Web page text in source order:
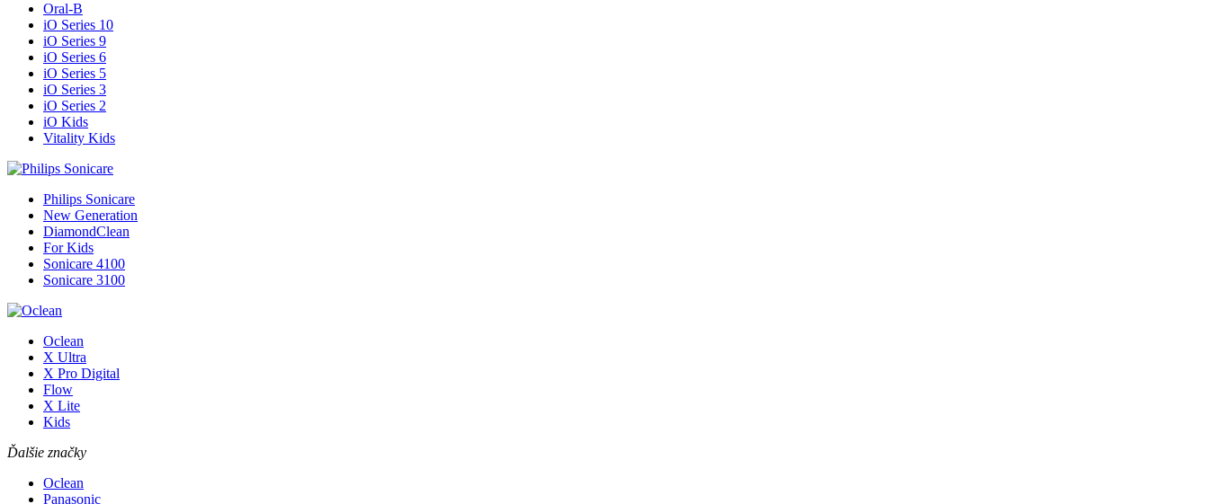
Oral-B
iO Series 10
iO Series 9
iO Series 6
iO Series 5
iO Series 3
iO Series 2
iO Kids
Vitality Kids
Philips Sonicare
New Generation
DiamondClean
For Kids
Sonicare 4100
Sonicare 3100
Oclean
X Ultra
X Pro Digital
Flow
X Lite
Kids
Ďalšie značky
Oclean
Panasonic